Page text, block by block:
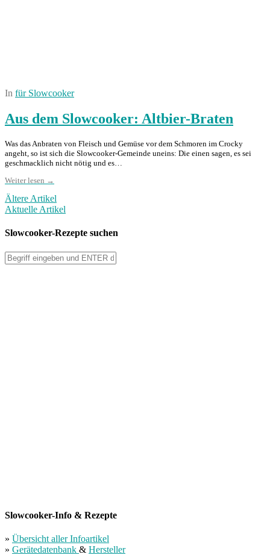
In für Slowcooker
Aus dem Slowcooker: Altbier-Braten
Was das Anbraten von Fleisch und Gemüse vor dem Schmoren im Crocky
angeht, so ist sich die Slowcooker-Gemeinde uneins: Die einen sagen, es sei
geschmacklich nicht nötig und es…
Weiter lesen →
Ältere Artikel
Aktuelle Artikel
Slowcooker-Rezepte suchen
Slowcooker-Info & Rezepte
» Übersicht aller Infoartikel
» Gerätedatenbank & Hersteller